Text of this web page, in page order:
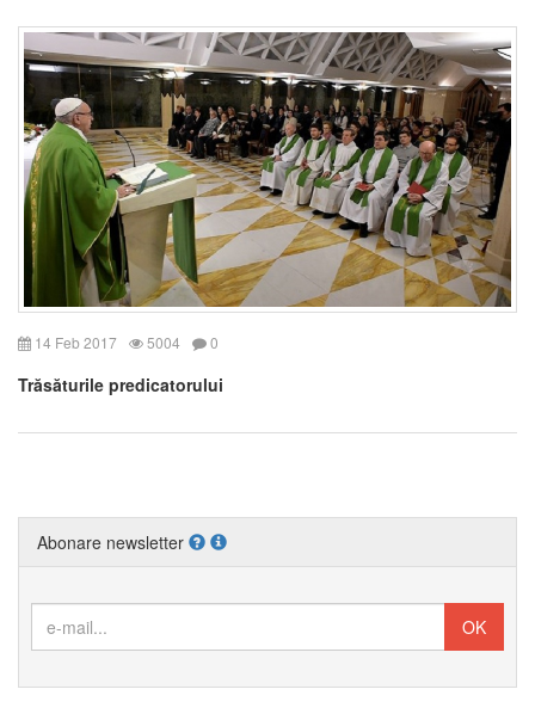
14 Feb 2017 5004 0
Trăsăturile predicatorului
Abonare newsletter